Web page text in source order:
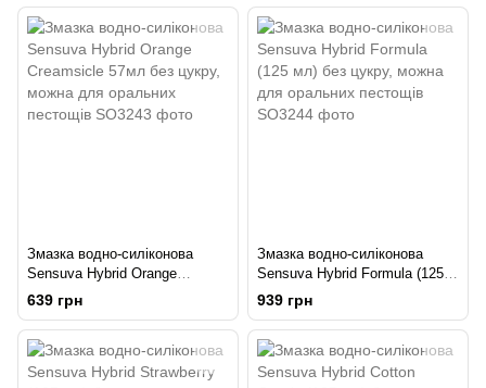
Змазка водно-силіконова
Sensuva Hybrid Orange
Creamsicle 57мл без цукру,
можна для оральних пестощів
639 грн
Змазка водно-силіконова
Sensuva Hybrid Formula (125
мл) без цукру, можна для
оральних пестощів
939 грн